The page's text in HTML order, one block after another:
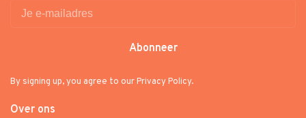
Abonneer
By signing up, you agree to our Privacy Policy.
Over ons